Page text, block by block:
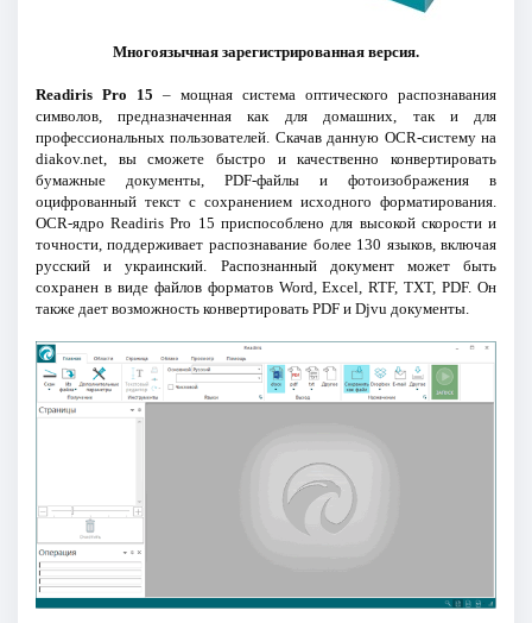
Многоязычная зарегистрированная версия.
Readiris Pro 15 – мощная система оптического распознавания
символов, предназначенная как для домашних, так и для
профессиональных пользователей. Скачав данную OCR-систему на
diakov.net, вы сможете быстро и качественно конвертировать
бумажные документы, PDF-файлы и фотоизображения в
оцифрованный текст с сохранением исходного форматирования.
OCR-ядро Readіrіs Рro 15 приспособлено для высокой скорости и
точности, поддерживает распознавание более 130 языков, включая
русский и украинский. Распознанный документ может быть
сохранен в виде файлов форматов Word, Excel, RTF, TXT, PDF. Он
также дает возможность конвертировать PDF и Djvu документы.